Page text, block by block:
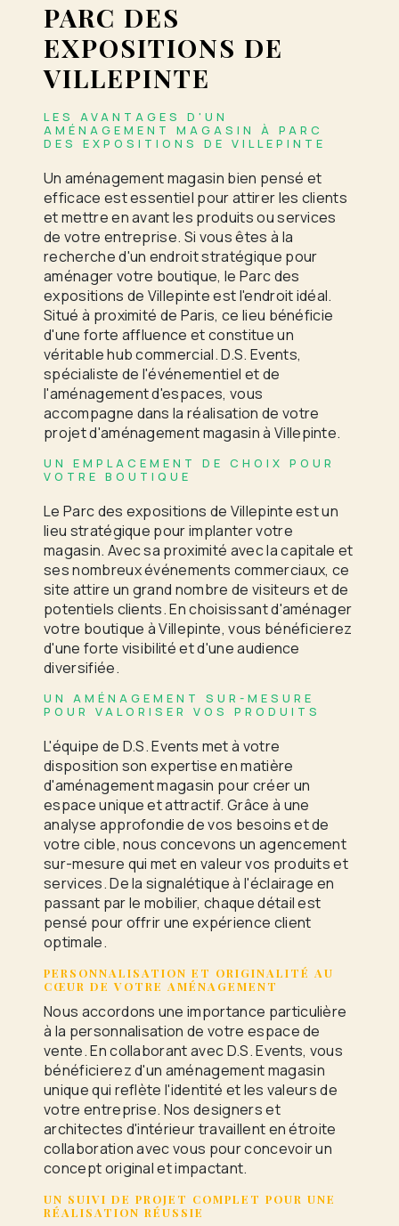
PARC DES
EXPOSITIONS DE
VILLEPINTE
LES AVANTAGES D'UN
AMÉNAGEMENT MAGASIN À PARC
DES EXPOSITIONS DE VILLEPINTE
Un aménagement magasin bien pensé et
efficace est essentiel pour attirer les clients
et mettre en avant les produits ou services
de votre entreprise. Si vous êtes à la
recherche d'un endroit stratégique pour
aménager votre boutique, le Parc des
expositions de Villepinte est l'endroit idéal.
Situé à proximité de Paris, ce lieu bénéficie
d'une forte affluence et constitue un
véritable hub commercial. D.S. Events,
spécialiste de l'événementiel et de
l'aménagement d'espaces, vous
accompagne dans la réalisation de votre
projet d'aménagement magasin à Villepinte.
UN EMPLACEMENT DE CHOIX POUR
VOTRE BOUTIQUE
Le Parc des expositions de Villepinte est un
lieu stratégique pour implanter votre
magasin. Avec sa proximité avec la capitale et
ses nombreux événements commerciaux, ce
site attire un grand nombre de visiteurs et de
potentiels clients. En choisissant d'aménager
votre boutique à Villepinte, vous bénéficierez
d'une forte visibilité et d'une audience
diversifiée.
UN AMÉNAGEMENT SUR-MESURE
POUR VALORISER VOS PRODUITS
L'équipe de D.S. Events met à votre
disposition son expertise en matière
d'aménagement magasin pour créer un
espace unique et attractif. Grâce à une
analyse approfondie de vos besoins et de
votre cible, nous concevons un agencement
sur-mesure qui met en valeur vos produits et
services. De la signalétique à l'éclairage en
passant par le mobilier, chaque détail est
pensé pour offrir une expérience client
optimale.
PERSONNALISATION ET ORIGINALITÉ AU
CŒUR DE VOTRE AMÉNAGEMENT
Nous accordons une importance particulière
à la personnalisation de votre espace de
vente. En collaborant avec D.S. Events, vous
bénéficierez d'un aménagement magasin
unique qui reflète l'identité et les valeurs de
votre entreprise. Nos designers et
architectes d'intérieur travaillent en étroite
collaboration avec vous pour concevoir un
concept original et impactant.
UN SUIVI DE PROJET COMPLET POUR UNE
RÉALISATION RÉUSSIE